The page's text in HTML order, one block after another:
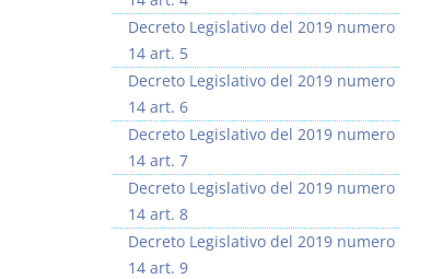
Decreto Legislativo del 2019 numero
14 art. 5
Decreto Legislativo del 2019 numero
14 art. 6
Decreto Legislativo del 2019 numero
14 art. 7
Decreto Legislativo del 2019 numero
14 art. 8
Decreto Legislativo del 2019 numero
14 art. 9
Usufrutto Uso e
Versione ebook€ 4,19
Prescrizione e
decadenza
D. Minussi
Versione ebook
(iva incl.)